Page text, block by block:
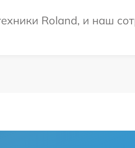
Roland, и наш